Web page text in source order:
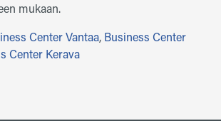
mukaan.
Center Vantaa, Business Center
Center Kerava